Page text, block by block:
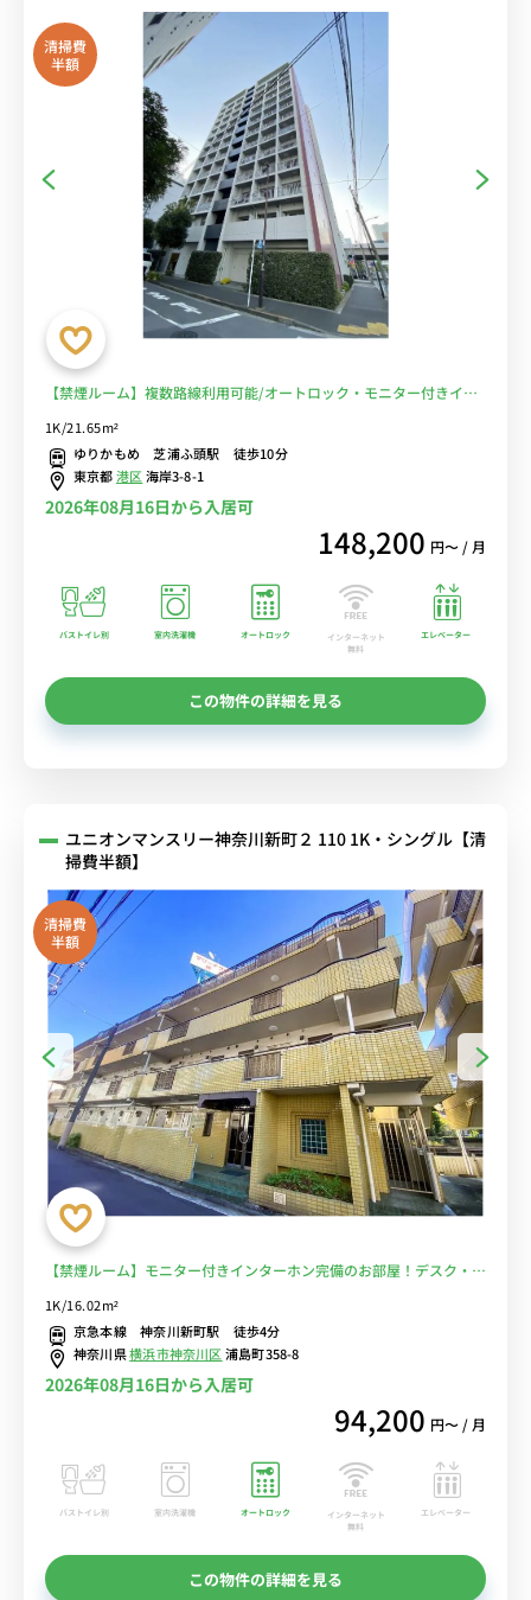
清掃費
半額
【禁煙ルーム】複数路線利用可能/オートロック・モニター付きイン
中！
1K/21.65m²
ゆりかもめ 芝浦ふ頭駅 徒歩10分
東京都港区海岸3-8-1
2026年08月16日から入居可
148,200 円〜 / 月
バストイレ別 室内洗濯機 オートロック
インターネット
無料
エレベーター
この物件の詳細を見る
ユニオンマンスリー神奈川新町２ 110 1K・シングル【清
掃費半額】
清掃費
半額
【禁煙ルーム】モニター付きインターホン完備のお部屋！デスク・チ
駅や横浜駅まで乗換なし■選べるWi-Fi格安レンタル中！
1K/16.02m²
京急本線 神奈川新町駅 徒歩4分
神奈川県横浜市神奈川区浦島町358-8
2026年08月16日から入居可
94,200 円〜 / 月
バストイレ別 室内洗濯機 オートロック
インターネット
無料
エレベーター
この物件の詳細を見る